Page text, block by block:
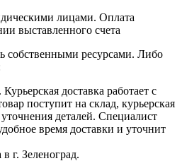
лицами. Оплата
выставленного счета
собственными ресурсами. Либо
доставка работает с
поступит на склад, курьерская
деталей. Специалист
время доставки и уточнит
г. Зеленоград.